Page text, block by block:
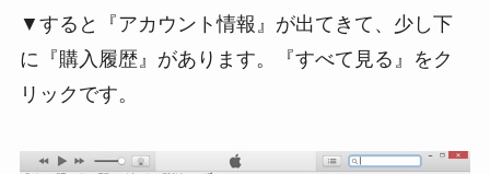
▼すると『アカウント情報』が出てきて、少し下
に『購入履歴』があります。『すべて見る』をク
リックです。